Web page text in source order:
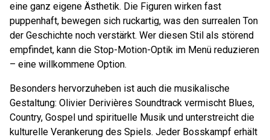
eine ganz eigene Ästhetik. Die Figuren wirken fast
puppenhaft, bewegen sich ruckartig, was den surrealen Ton
der Geschichte noch verstärkt. Wer diesen Stil als störend
empfindet, kann die Stop-Motion-Optik im Menü reduzieren
– eine willkommene Option.
Besonders hervorzuheben ist auch die musikalische
Gestaltung: Olivier Derivières Soundtrack vermischt Blues,
Country, Gospel und spirituelle Musik und unterstreicht die
kulturelle Verankerung des Spiels. Jeder Bosskampf erhält